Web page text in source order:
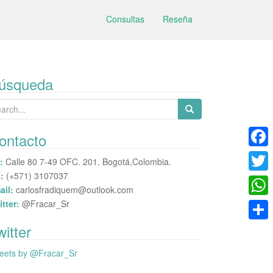
Consultas Reseña
Calle 80 7-49 OFC. 201. Bogotá,Colombia.
(+571) 3107037
carlosfradiquem@outlook.com
@Fracar_Sr
by @Fracar_Sr
F
a
c
e
T
w
i
W